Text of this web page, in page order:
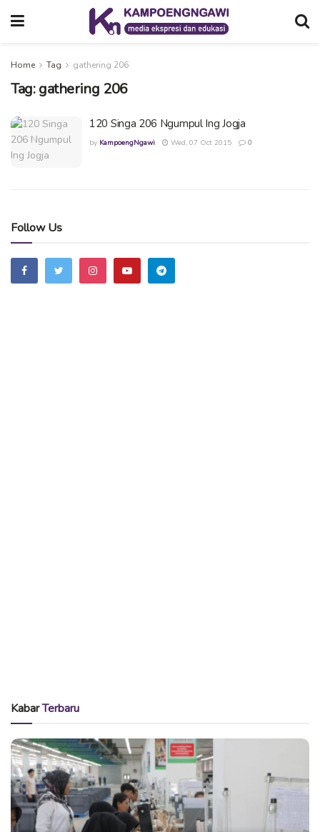
Home Tag gathering 206
Tag:gathering 206
120 Singa 206 Ngumpul Ing Jogja
by KampoengNgawi Wed, 07 Oct 2015 0
Follow Us
KabarTerbaru